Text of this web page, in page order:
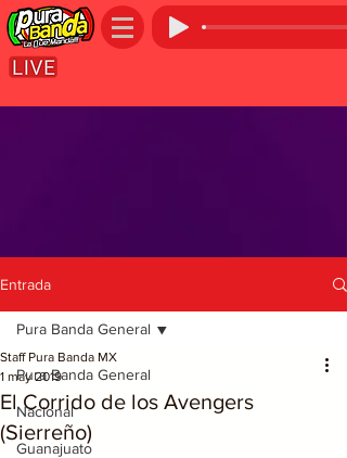
Entrada
Pura Banda General
Nacional
Guanajuato
Pura Banda General
El Corrido de los Avengers
(Sierreño)
Staff Pura Banda MX
1 may 2019